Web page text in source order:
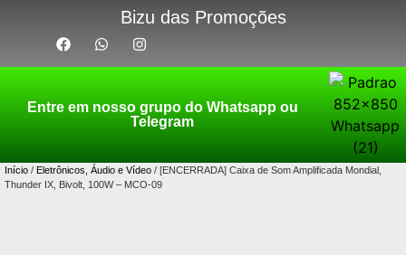
Bizu das Promoções
Entre em nosso grupo do Whatsapp ou
Telegram
Início / Eletrônicos, Áudio e Vídeo / [ENCERRADA] Caixa de Som Amplificada Mondial,
Thunder IX, Bivolt, 100W – MCO-09